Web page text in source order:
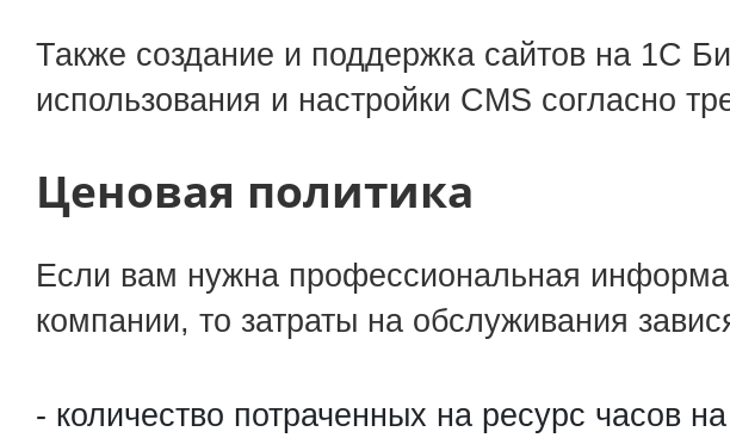
Также создание и поддержка сайтов на 1С
использования и настройки CMS согласно
Ценовая политика
Если вам нужна профессиональная
компании, то затраты на обслуживания
количество потраченных на ресурс часов